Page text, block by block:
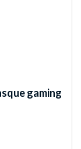
gaming